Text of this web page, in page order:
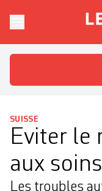
Le
SUISSE
Eviter le
aux soins
Les troubles